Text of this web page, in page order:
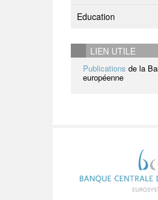
Education
LIEN UTILE
Publications de la
européenne